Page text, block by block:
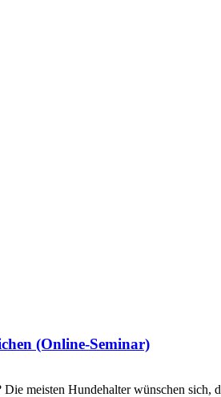
(Online-Seminar)
meisten Hundehalter wünschen sich,